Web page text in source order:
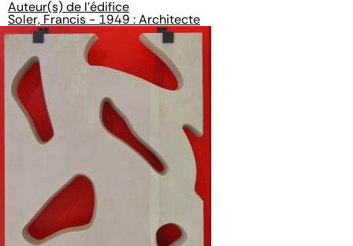
Auteur(s) de l'édifice
Soler, Francis - 1949 : Architecte